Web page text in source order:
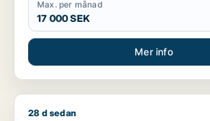
Max. per månad
17 000 SEK
Mer info
Daniel söker kontor, klinik eller
28 d sedan